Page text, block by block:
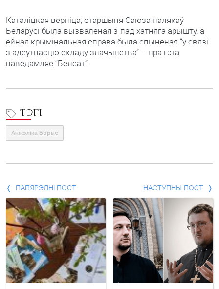
Каталіцкая верніца, старшыня Саюза палякаў
Беларусі была вызваленая з-пад хатняга арышту, а
ейная крымінальная справа была спыненая “у связі
з адсутнасцю складу злачынства” – пра гэта
паведамляе“Белсат”.
ТЭГІ
Анжэліка Борыс
Папярэдні
пост
і
наступны
пост
ПАПЯРЭДНІ ПОСТ НАСТУПНЫ ПОСТ